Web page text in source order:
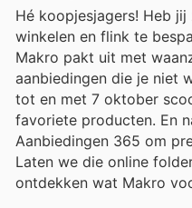
Hé koopjesjagers! Heb
winkelen en flink te
Makro pakt uit met
aanbiedingen die je niet
tot en met 7 oktober
favoriete producten. En
Aanbiedingen 365 om
Laten we die online
ontdekken wat Makro